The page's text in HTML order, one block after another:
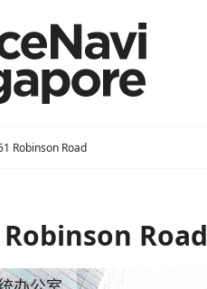
Robinson Road
Robinson Road